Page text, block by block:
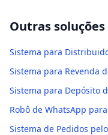
Outras soluções
Sistema para
Sistema para Revenda
Sistema para Depósito
Robô de WhatsApp
Sistema de Pedidos